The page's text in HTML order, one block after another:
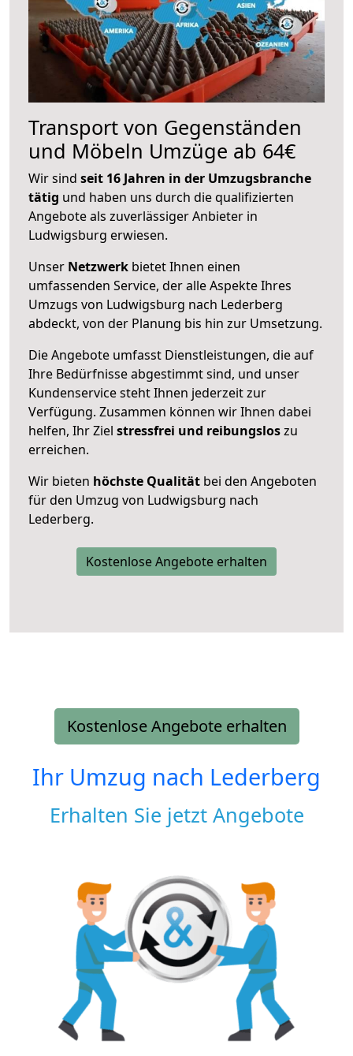
Transport von Gegenständen
und Möbeln Umzüge ab 64€
Wir sind seit 16 Jahren in der Umzugsbranche
tätig und haben uns durch die qualifizierten
Angebote als zuverlässiger Anbieter in
Ludwigsburg erwiesen.
Unser Netzwerk bietet Ihnen einen
umfassenden Service, der alle Aspekte Ihres
Umzugs von Ludwigsburg nach Lederberg
abdeckt, von der Planung bis hin zur Umsetzung.
Die Angebote umfasst Dienstleistungen, die auf
Ihre Bedürfnisse abgestimmt sind, und unser
Kundenservice steht Ihnen jederzeit zur
Verfügung. Zusammen können wir Ihnen dabei
helfen, Ihr Ziel stressfrei und reibungsloszu
erreichen.
Wir bieten höchste Qualität bei den Angeboten
für den Umzug von Ludwigsburg nach
Lederberg.
Kostenlose Angebote erhalten
Kostenlose Angebote erhalten
Ihr Umzug nach Lederberg
Erhalten Sie jetzt Angebote